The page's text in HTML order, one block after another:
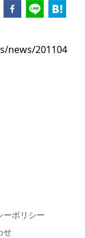
news/201104
ーポリシー
せ